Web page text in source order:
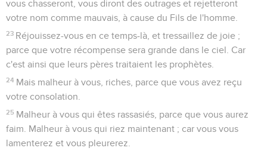
vous chasseront, vous diront des outrages et rejetteront
votre nom comme mauvais, à cause du Fils de l'homme.
23 Réjouissez-vous en ce temps-là, et tressaillez de joie ;
parce que votre récompense sera grande dans le ciel. Car
c'est ainsi que leurs pères traitaient les prophètes.
24 Mais malheur à vous, riches, parce que vous avez reçu
votre consolation.
25 Malheur à vous qui êtes rassasiés, parce que vous aurez
faim. Malheur à vous qui riez maintenant ; car vous vous
lamenterez et vous pleurerez.